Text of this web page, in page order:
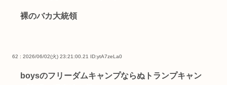
裸のバカ大統領
62 : 2026/06/02(火) 23:21:00.21 ID:ytA7zeLa0
boysのフリーダムキャンプならぬトランプキャン